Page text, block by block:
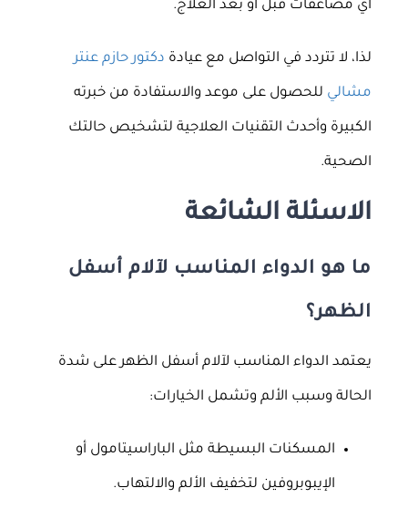
أي مضاعفات قبل أو بعد العلاج.
لذا، لا تتردد في التواصل مع عيادة دكتور حازم عنتر
مشالي للحصول على موعد والاستفادة من خبرته
الكبيرة وأحدث التقنيات العلاجية لتشخيص حالتك
الصحية.
الاسئلة الشائعة
ما هو الدواء المناسب لآلام أسفل
الظهر؟
يعتمد الدواء المناسب لآلام أسفل الظهر على شدة
الحالة وسبب الألم وتشمل الخيارات:
المسكنات البسيطة مثل الباراسيتامول أو
الإيبوبروفين لتخفيف الألم والالتهاب.